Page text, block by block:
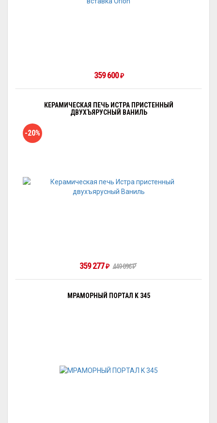
359 600₽
КЕРАМИЧЕСКАЯ ПЕЧЬ ИСТРА ПРИСТЕННЫЙ
ДВУХЪЯРУСНЫЙ ВАНИЛЬ
-20%
359 277₽ 449 096₽
МРАМОРНЫЙ ПОРТАЛ K 345